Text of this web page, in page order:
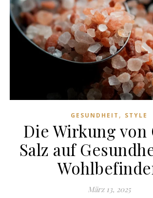
GESUNDHEIT , STYLE
Die Wirkung von
Salz auf
März 13, 2025